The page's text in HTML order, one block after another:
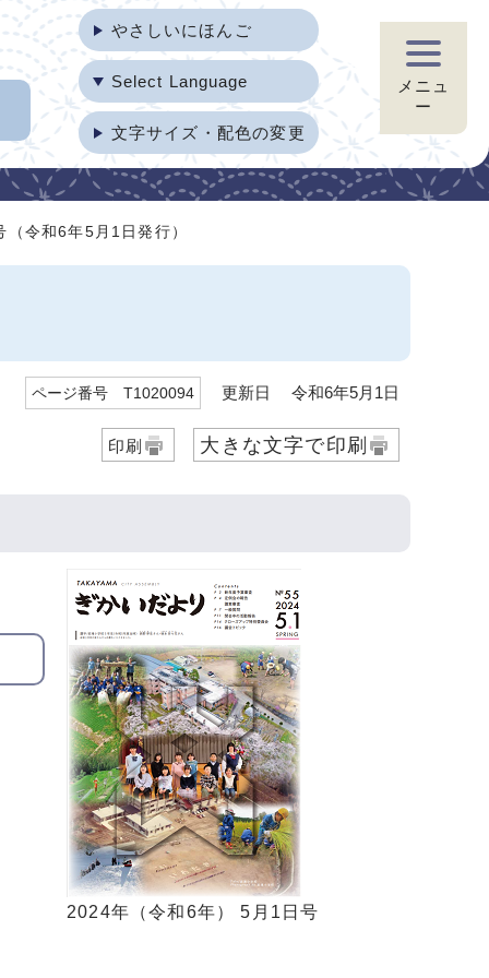
やさしいにほんご
Select Language
文字サイズ・配色の変更
メニュ
ー
令和6年5月1日発行）
ページ番号 T1020094 更新日 令和6年5月1日
印刷 大きな文字で印刷
2024年（令和6年） 5月1日号